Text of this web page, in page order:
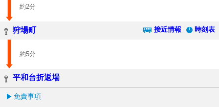
約2分
狩場町 接近情報 時刻表
約5分
平和台折返場
免責事項